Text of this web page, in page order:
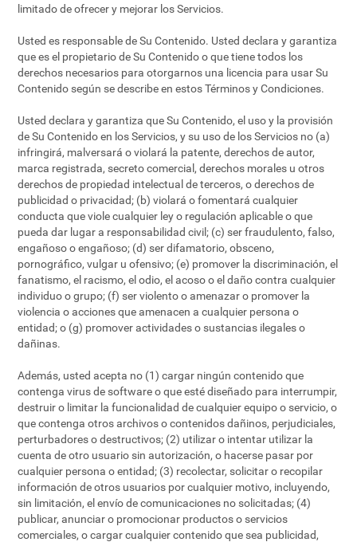
limitado de ofrecer y mejorar los Servicios.
Usted es responsable de Su Contenido. Usted declara y garantiza
que es el propietario de Su Contenido o que tiene todos los
derechos necesarios para otorgarnos una licencia para usar Su
Contenido según se describe en estos Términos y Condiciones.
Usted declara y garantiza que Su Contenido, el uso y la provisión
de Su Contenido en los Servicios, y su uso de los Servicios no (a)
infringirá, malversará o violará la patente, derechos de autor,
marca registrada, secreto comercial, derechos morales u otros
derechos de propiedad intelectual de terceros, o derechos de
publicidad o privacidad; (b) violará o fomentará cualquier
conducta que viole cualquier ley o regulación aplicable o que
pueda dar lugar a responsabilidad civil; (c) ser fraudulento, falso,
engañoso o engañoso; (d) ser difamatorio, obsceno,
pornográfico, vulgar u ofensivo; (e) promover la discriminación, el
fanatismo, el racismo, el odio, el acoso o el daño contra cualquier
individuo o grupo; (f) ser violento o amenazar o promover la
violencia o acciones que amenacen a cualquier persona o
entidad; o (g) promover actividades o sustancias ilegales o
dañinas.
Además, usted acepta no (1) cargar ningún contenido que
contenga virus de software o que esté diseñado para interrumpir,
destruir o limitar la funcionalidad de cualquier equipo o servicio, o
que contenga otros archivos o contenidos dañinos, perjudiciales,
perturbadores o destructivos; (2) utilizar o intentar utilizar la
cuenta de otro usuario sin autorización, o hacerse pasar por
cualquier persona o entidad; (3) recolectar, solicitar o recopilar
información de otros usuarios por cualquier motivo, incluyendo,
sin limitación, el envío de comunicaciones no solicitadas; (4)
publicar, anunciar o promocionar productos o servicios
comerciales, o cargar cualquier contenido que sea publicidad,